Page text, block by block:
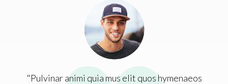
"Pulvinar animi quia mus elit quos hymenaeos